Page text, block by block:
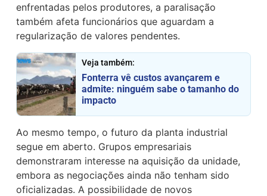
enfrentadas pelos produtores, a paralisação
também afeta funcionários que aguardam a
regularização de valores pendentes.
Veja também:
Fonterra vê custos avançarem e
admite: ninguém sabe o tamanho do
impacto
Ao mesmo tempo, o futuro da planta industrial
segue em aberto. Grupos empresariais
demonstraram interesse na aquisição da unidade,
embora as negociações ainda não tenham sido
oficializadas. A possibilidade de novos